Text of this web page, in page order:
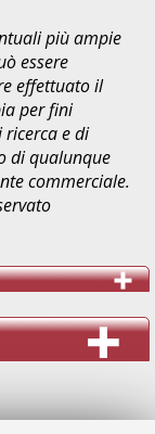
più ampie
essere
effettuato il
per fini
e di
di qualunque
commerciale.